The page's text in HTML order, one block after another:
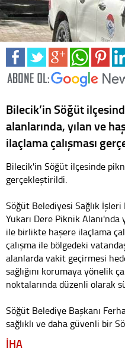
Bilecik’in Söğüt
alanlarında, yılan ve
ilaçlama çalışması
Bilecik'in Söğüt ilçesinde
gerçekleştirildi.
Söğüt Belediyesi Sağlık
Yukarı Dere Piknik
ile birlikte haşere ilaçlama
çalışma ile bölgedeki
alanlarda vakit geçirmesi
sağlığını korumaya yönelik
noktalarında düzenli olarak
Söğüt Belediye Başkanı
sağlıklı ve daha güvenli bir
İHA